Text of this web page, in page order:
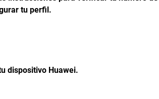
tu perfil.
dispositivo Huawei.